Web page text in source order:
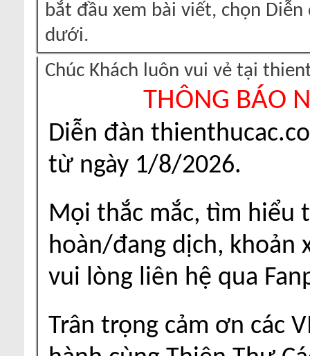
bắt đầu xem bài viết, chọn
dưới.
Chúc Khách luôn vui vẻ tại
THÔNG BÁO
Diễn đàn
từ ngày 1/8/2026.
Mọi thắc mắc, tìm hiểu
hoàn/đang dịch, khoản
vui lòng liên hệ qua
Trân trọng cảm ơn các